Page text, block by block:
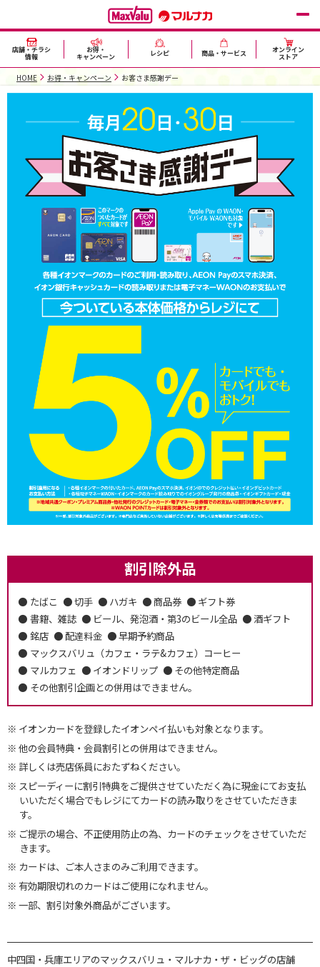
店舗・チラシ
情報
お得・
キャンペーン レシピ 商品・サービス オンライン
ストア
HOME お得・キャンペーン お客さま感謝デー
割引除外品
たばこ 切手 ハガキ 商品券
ギフト券
書籍、雑誌
ビール、発泡酒・第3のビール全品
酒ギフト
銘店
配達料金
早期予約商品
マックスバリュ（カフェ・ラテ&カフェ）コーヒー
マルカフェ
イオンドリップ
その他特定商品
その他割引企画との併用はできません。
イオンカードを登録したイオンペイ払いも対象となります。
他の会員特典・会員割引との併用はできません。
詳しくは売店係員におたずねください。
スピーディーに割引特典をご提供させていただく為に現金にてお支払
いいただく場合でもレジにてカードの読み取りをさせていただきま
す。
ご提示の場合、不正使用防止の為、カードのチェックをさせていただ
きます。
カードは、ご本人さまのみご利用できます。
有効期限切れのカードはご使用になれません。
一部、割引対象外商品がございます。
中四国・兵庫エリアのマックスバリュ・マルナカ・ザ・ビッグの店舗